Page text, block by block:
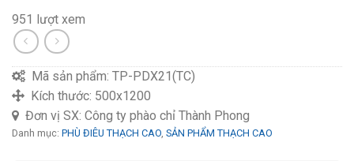
951 lượt xem
Mã sản phẩm: TP-PDX21(TC)
Kích thước: 500x1200
Đơn vị SX: Công ty phào chỉ Thành Phong
Danh mục: PHÙ ĐIÊU THẠCH CAO, SẢN PHẨM THẠCH CAO